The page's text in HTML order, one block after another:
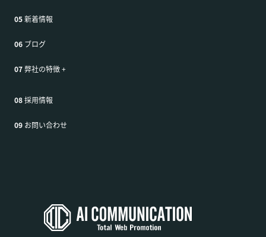
05新着情報
06 ブログ
07弊社の特徴+
08採用情報
09 お問い合わせ